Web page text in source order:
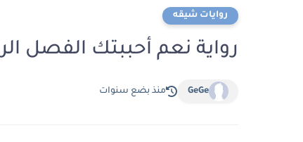
روايات شيقه
رواية نعم أحببتك الفصل الرابع عشر 14
GeGe منذ بضع سنوات